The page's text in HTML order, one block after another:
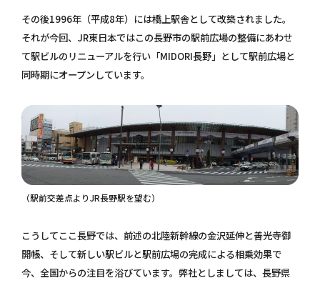
その後1996年（平成8年）には橋上駅舎として改築されました。
それが今回、JR東日本ではこの長野市の駅前広場の整備にあわせ
て駅ビルのリニューアルを行い「MIDORI長野」として駅前広場と
同時期にオープンしています。
（駅前交差点よりJR長野駅を望む）
こうしてここ長野では、前述の北陸新幹線の金沢延伸と善光寺御
開帳、そして新しい駅ビルと駅前広場の完成による相乗効果で
今、全国からの注目を浴びています。弊社としましては、長野県